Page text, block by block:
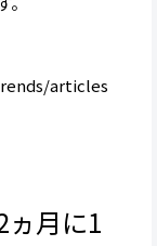
articles
ヵ月に1